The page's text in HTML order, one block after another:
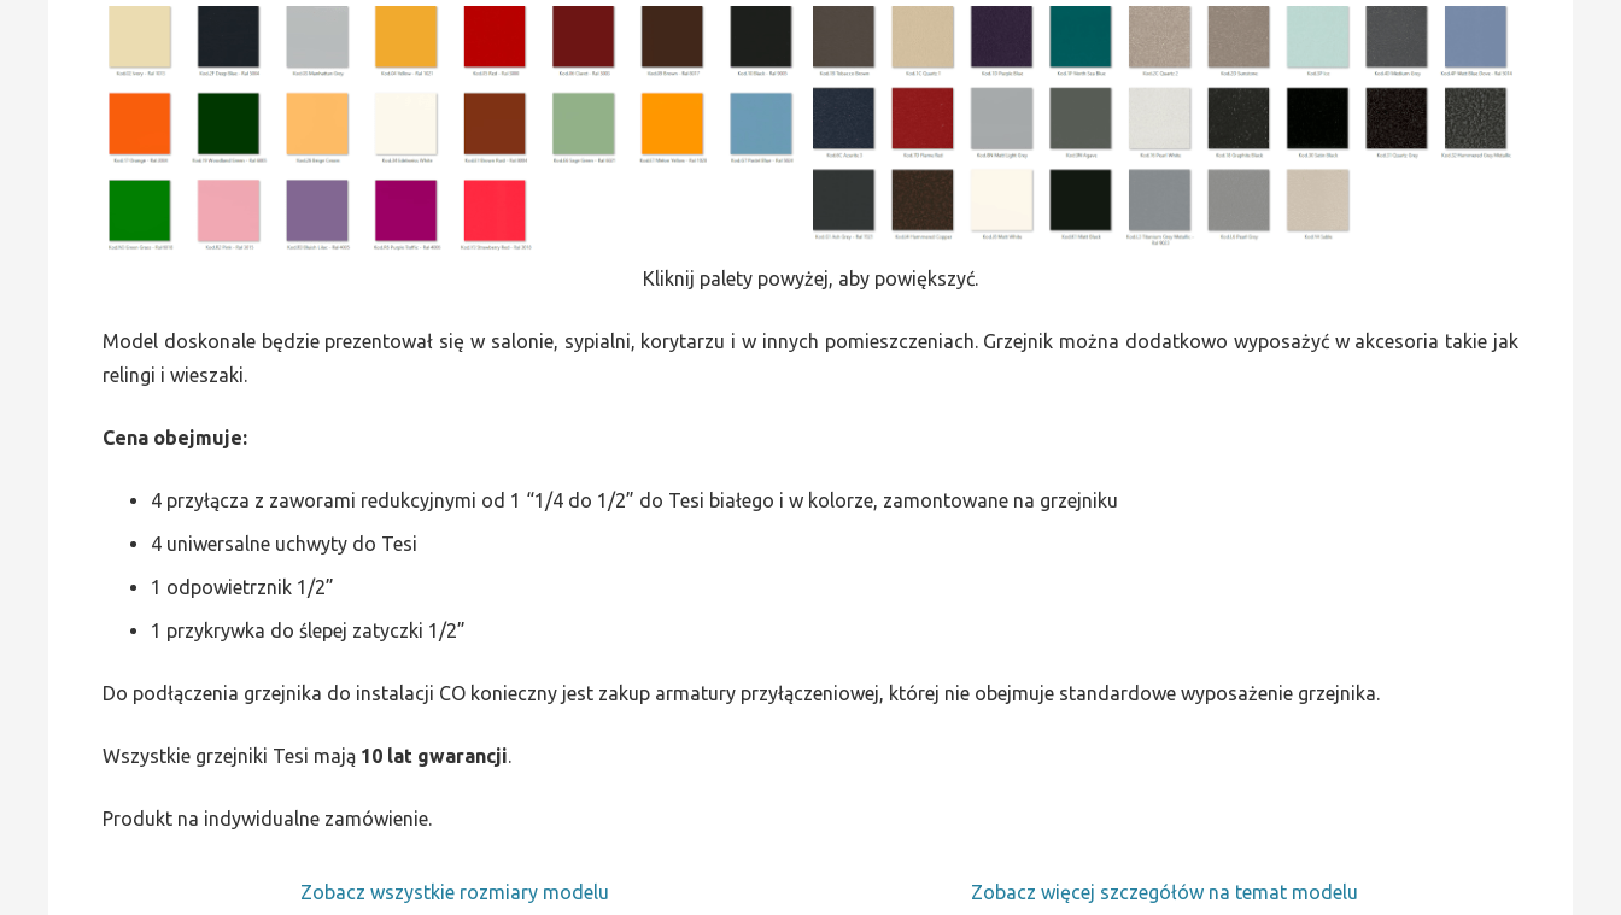
Kliknij palety powyżej, aby powiększyć.
Model doskonale będzie prezentował się w salonie, sypialni, korytarzu i w innych pomieszczeniach. Grzejnik można dodatkowo wyposażyć w akcesoria takie jak
relingi i wieszaki.
Cena obejmuje:
4 przyłącza z zaworami redukcyjnymi od 1 “1/4 do 1/2” do Tesi białego i w kolorze, zamontowane na grzejniku
4 uniwersalne uchwyty do Tesi
1 odpowietrznik 1/2”
1 przykrywka do ślepej zatyczki 1/2”
Do podłączenia grzejnika do instalacji CO konieczny jest zakup armatury przyłączeniowej, której nie obejmuje standardowe wyposażenie grzejnika.
Wszystkie grzejniki Tesi mają 10 lat gwarancji
Produkt na indywidualne zamówienie.
Zobacz wszystkie rozmiary modelu
Zobacz więcej szczegółów na temat modelu